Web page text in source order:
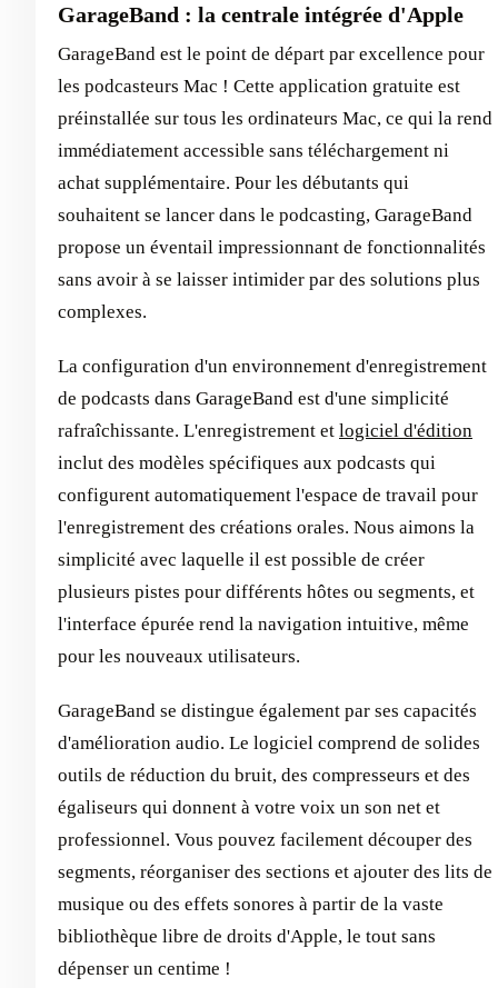
GarageBand : la centrale intégrée d'Apple
GarageBand est le point de départ par excellence pour
les podcasteurs Mac ! Cette application gratuite est
préinstallée sur tous les ordinateurs Mac, ce qui la rend
immédiatement accessible sans téléchargement ni
achat supplémentaire. Pour les débutants qui
souhaitent se lancer dans le podcasting, GarageBand
propose un éventail impressionnant de fonctionnalités
sans avoir à se laisser intimider par des solutions plus
complexes.
La configuration d'un environnement d'enregistrement
de podcasts dans GarageBand est d'une simplicité
rafraîchissante. L'enregistrement et logiciel d'édition
inclut des modèles spécifiques aux podcasts qui
configurent automatiquement l'espace de travail pour
l'enregistrement des créations orales. Nous aimons la
simplicité avec laquelle il est possible de créer
plusieurs pistes pour différents hôtes ou segments, et
l'interface épurée rend la navigation intuitive, même
pour les nouveaux utilisateurs.
GarageBand se distingue également par ses capacités
d'amélioration audio. Le logiciel comprend de solides
outils de réduction du bruit, des compresseurs et des
égaliseurs qui donnent à votre voix un son net et
professionnel. Vous pouvez facilement découper des
segments, réorganiser des sections et ajouter des lits de
musique ou des effets sonores à partir de la vaste
bibliothèque libre de droits d'Apple, le tout sans
dépenser un centime !